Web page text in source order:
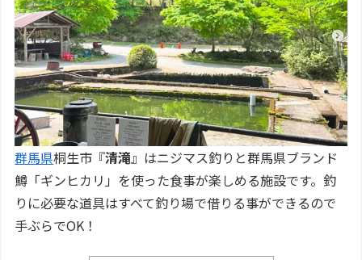
群馬県桐生市『清滝』はニジマス釣りと群馬県ブランド
鱒「ギンヒカリ」を使った食事が楽しめる施設です。釣
りに必要な道具はすべて釣り場で借りる事ができるので
手ぶらでOK！